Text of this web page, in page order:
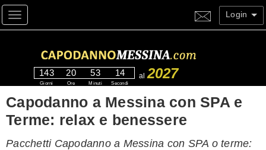
Toggle navigation Login
143
Giorni
20
Ore
53
Minuti
13
Secondi
al 2027
Capodanno a Messina con SPA e
Terme: relax e benessere
Pacchetti Capodanno a Messina con SPA o terme: